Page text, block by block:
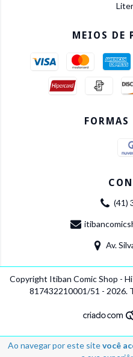
Ao navegar por este sitevocê
MEIOS DE
(41)
Av.
Copyright Itiban Comic Shop -
817432210001/51 - 2026.